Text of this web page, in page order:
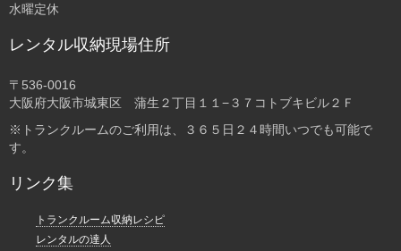
水曜定休
レンタル収納現場住所
〒536-0016
大阪府大阪市城東区 蒲生２丁目１１−３７コトブキビル２Ｆ
※トランクルームのご利用は、３６５日２４時間いつでも可能で
す。
リンク集
トランクルーム収納レシピ
レンタルの達人